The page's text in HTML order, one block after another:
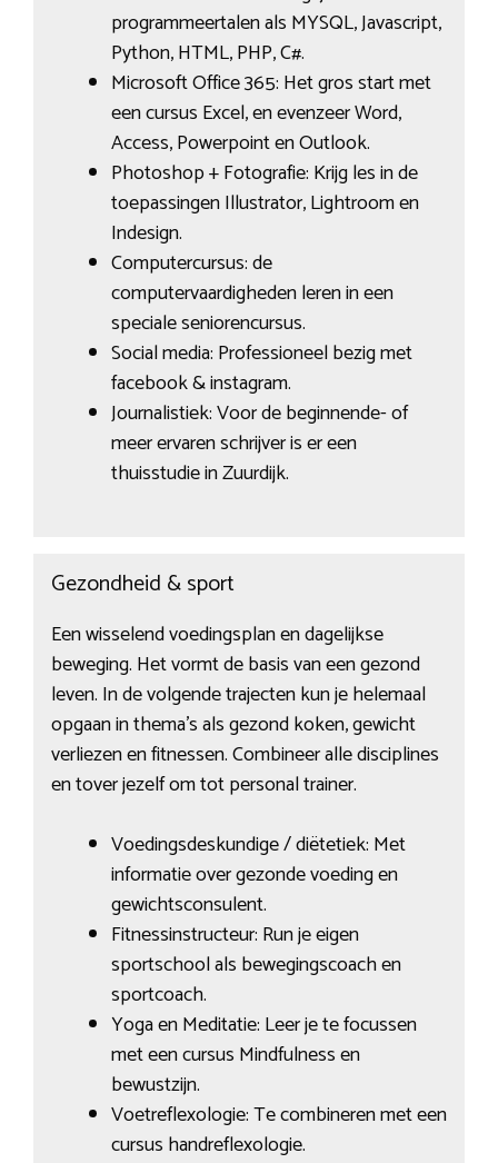
programmeertalen als MYSQL, Javascript,
Python, HTML, PHP, C#.
Microsoft Office 365: Het gros start met
een cursus Excel, en evenzeer Word,
Access, Powerpoint en Outlook.
Photoshop + Fotografie: Krijg les in de
toepassingen Illustrator, Lightroom en
Indesign.
Computercursus: de
computervaardigheden leren in een
speciale seniorencursus.
Social media: Professioneel bezig met
facebook & instagram.
Journalistiek: Voor de beginnende- of
meer ervaren schrijver is er een
thuisstudie in Zuurdijk.
Gezondheid & sport
Een wisselend voedingsplan en dagelijkse
beweging. Het vormt de basis van een gezond
leven. In de volgende trajecten kun je helemaal
opgaan in thema’s als gezond koken, gewicht
verliezen en fitnessen. Combineer alle disciplines
en tover jezelf om tot personal trainer.
Voedingsdeskundige / diëtetiek: Met
informatie over gezonde voeding en
gewichtsconsulent.
Fitnessinstructeur: Run je eigen
sportschool als bewegingscoach en
sportcoach.
Yoga en Meditatie: Leer je te focussen
met een cursus Mindfulness en
bewustzijn.
Voetreflexologie: Te combineren met een
cursus handreflexologie.